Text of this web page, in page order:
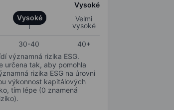
Vysoké
Vysoké
Velmi
vysoké
30-40
40+
významná rizika ESG.
určena tak, aby pomohla
rizika ESG na úrovni
výkonnost kapitálových
tím lépe (0 znamená